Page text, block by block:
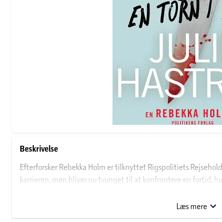
Beskrivelse
Efterforsker Rebekka Holm er tilknyttet Rigspolitiets
karrieren, men bliver nu tvunget til at konfrontere en fortid,
opklare forbrydelsen. Her bliver hun sat til at arbejde
der i jagten på morderen skal hjælpe hende med at holde
Læs mere